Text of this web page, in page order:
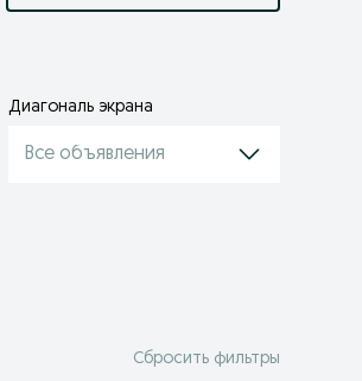
Диагональ экрана
Все объявления
Сбросить фильтры